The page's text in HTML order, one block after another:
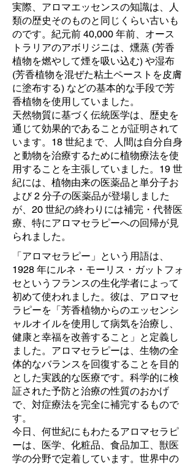
実際、アロマエッセンスの知識は、人
類の歴史そのものと同じくらい古いも
のです。紀元前 40,000 年前、オース
トラリアのアボリジニは、燻蒸 (芳香
植物を燃やして煙を吸い込む) や湿布
(芳香植物を混ぜた粘土ペーストを皮膚
に塗布する) などの基本的な手段で芳
香植物を使用していました。
天然物質に基づく伝統医学は、歴史を
通じて効果的であることが証明されて
います。18 世紀まで、人間は自分自身
と動物を治療するために植物療法を使
用することを主張していました。19 世
紀には、植物由来の医薬品と単分子お
よび 2 分子の医薬品が登場しました
が、20 世紀の終わりには補完・代替医
療、特にアロマセラピーへの回帰が見
られました。
「アロマセラピー」という用語は、
1928 年にルネ・モーリス・ガットフォ
セというフランスの生化学者によって
初めて使われました。彼は、アロマセ
ラピーを「芳香植物からのエッセンシ
ャルオイルを使用して病気を治療し、
健康と幸福を改善すること」と定義し
ました。アロマセラピーは、生物の全
体的なバランスを回復することを目的
とした実践的な医療です。科学的に検
証された予防と治療の性質のおかげ
で、対症療法を完全に補完するもので
す。
今日、何世紀にもわたるアロマセラピ
ーは、医学、化粧品、食品加工、獣医
学の分野で定着しています。世界中の